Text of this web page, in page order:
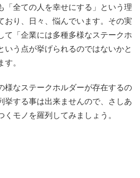
「全ての人を幸せにする」という理
おり、日々、悩んでいます。その実
て「企業には多種多様なステークホ
いう点が挙げられるのではないかと
。
様なステークホルダーが存在するの
挙する事は出来ませんので、さしあ
モノを羅列してみましょう。